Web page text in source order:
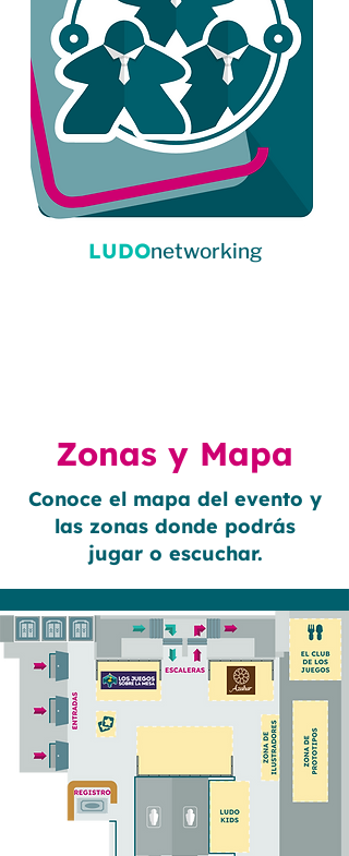
LUDOnetworking
Zonas y Mapa
Conoce el mapa del evento y
las zonas donde podrás
jugar o escuchar.